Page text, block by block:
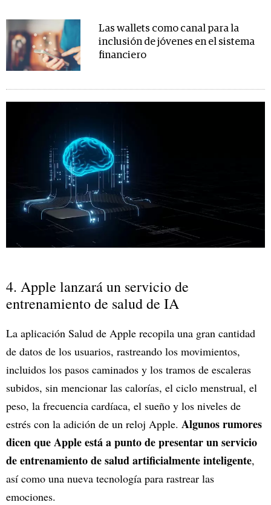
Las wallets como canal para la
inclusión de jóvenes en el sistema
financiero
4. Apple lanzará un servicio de
entrenamiento de salud de IA
La aplicación Salud de Apple recopila una gran cantidad
de datos de los usuarios, rastreando los movimientos,
incluidos los pasos caminados y los tramos de escaleras
subidos, sin mencionar las calorías, el ciclo menstrual, el
peso, la frecuencia cardíaca, el sueño y los niveles de
estrés con la adición de un reloj Apple. Algunos rumores
dicen que Apple está a punto de presentar un servicio
de entrenamiento de salud artificialmente inteligente,
así como una nueva tecnología para rastrear las
emociones.